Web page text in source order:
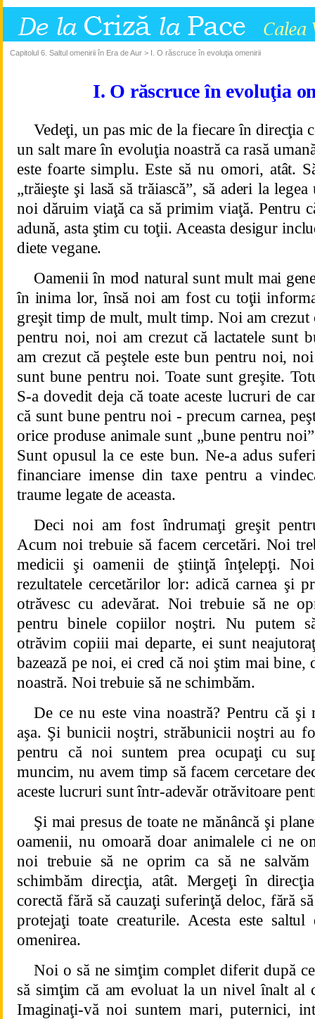
Capitolul 6. Saltul omenirii în Era de Aur > I. O răscruce în evoluţia omenirii
I. O răscruce în evoluţia
Vedeţi, un pas mic de la fiecare în direcţia
un salt mare în evoluţia noastră ca rasă
este foarte simplu. Este să nu omori, atât.
„trăieşte şi lasă să trăiască”, să aderi la
noi dăruim viaţă ca să primim viaţă. Pentru
adună, asta ştim cu toţii. Aceasta desigur
diete vegane.
Oamenii în mod natural sunt mult mai
în inima lor, însă noi am fost cu toţii
greşit timp de mult, mult timp. Noi am crezut
pentru noi, noi am crezut că lactatele sunt
am crezut că peştele este bun pentru noi,
sunt bune pentru noi. Toate sunt greşite.
S-a dovedit deja că toate aceste lucruri de
că sunt bune pentru noi - precum carnea,
orice produse animale sunt „bune pentru
Sunt opusul la ce este bun. Ne-a adus
financiare imense din taxe pentru a
traume legate de aceasta.
Deci noi am fost îndrumaţi greşit
Acum noi trebuie să facem cercetări. Noi
medicii şi oamenii de ştiinţă înţelepţi.
rezultatele cercetărilor lor: adică carnea şi
otrăvesc cu adevărat. Noi trebuie să ne
pentru binele copiilor noştri. Nu putem
otrăvim copiii mai departe, ei sunt
bazează pe noi, ei cred că noi ştim mai bine,
noastră. Noi trebuie să ne schimbăm.
De ce nu este vina noastră? Pentru că
aşa. Şi bunicii noştri, străbunicii noştri au
pentru că noi suntem prea ocupaţi cu
muncim, nu avem timp să facem cercetare
aceste lucruri sunt într-adevăr otrăvitoare
Şi mai presus de toate ne mănâncă şi
oamenii, nu omoară doar animalele ci ne
noi trebuie să ne oprim ca să ne salvăm
schimbăm direcţia, atât. Mergeţi în
corectă fără să cauzaţi suferinţă deloc, fără
protejaţi toate creaturile. Acesta este
omenirea.
Noi o să ne simţim complet diferit după
să simţim că am evoluat la un nivel înalt al
Imaginaţi-vă noi suntem mari, puternici,